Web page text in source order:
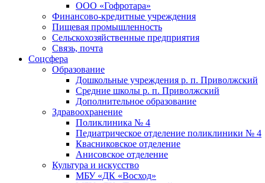
ООО «Гофротара»
Финансово-кредитные учреждения
Пищевая промышленность
Сельскохозяйственные предприятия
Связь, почта
Соцсфера
Образование
Дошкольные учреждения р. п. Приволжский
Средние школы р. п. Приволжский
Дополнительное образование
Здравоохранение
Поликлиника № 4
Педиатрическое отделение поликлиники № 4
Квасниковское отделение
Анисовское отделение
Культура и искусство
МБУ «ДК «Восход»